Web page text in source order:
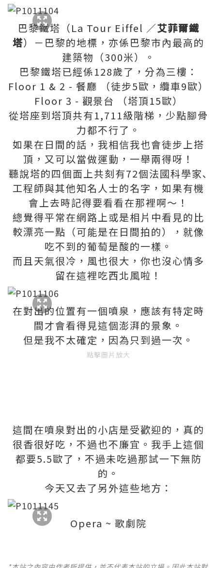
巴黎鐵塔（La Tour Eiffel ／艾菲爾鐵
塔）－巴黎的地標，亦係巴黎市內最高的
建築物（300米）。
巴黎鐵塔已經係128歲了，分為三樓：
Floor 1 & 2 - 餐廳 （徒步5歐，纜車9歐）
Floor 3 - 觀景台 （塔頂15歐）
從塔座到塔頂共有1,711級階梯，少點腳骨
力都不行了。
如果在日間的話，我相信我也會徒步上搭
頂，又可以當做運動，一舉兩得呀！
聽說塔的四個面上共刻有72個法國科學家､
工程師與其他知名人士的名字，如果有機
會上去時記得要看看在那裡啊～！
總覺得平常在網路上或是相片中看見的比
較漂亮一點（可能是在日間拍的），就像
吃不到的葡萄是酸的一樣。
而且天氣很冷，風也很大，你也沒心情多
留在這裡吃西北風啦！
在對出的位置有一個噴泉，應該有特定時
間才會看得見這個澎湃的景象。
但是我不太確定，因為只到過一次。
點擊圖片放大
這間在噴泉對出的小店是受歡迎的，真的
很香很好吃，不過也不廉宜。我手上這個
都要5.5歐了，不過未吃過那試一下無防
的。
今天又去了另外這些地方：
Opera ~ 歌劇院